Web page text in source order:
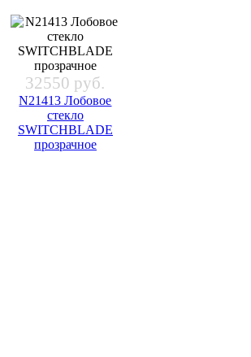
32550 руб.
N21413 Лобовое
стекло
SWITCHBLADE
прозрачное